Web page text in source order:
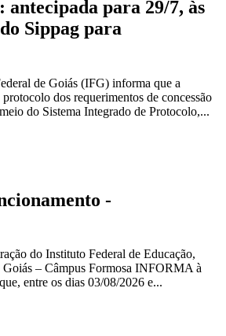
antecipada para 29/7, às
Sippag para
de Goiás (IFG) informa que a
dos requerimentos de concessão
do Sistema Integrado de Protocolo,...
-
do Instituto Federal de Educação,
Goiás – Câmpus Formosa INFORMA à
entre os dias 03/08/2026 e...